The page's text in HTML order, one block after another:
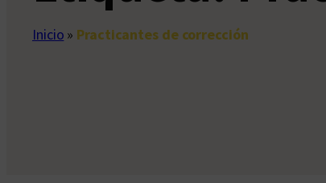
Inicio » Practicantes de corrección